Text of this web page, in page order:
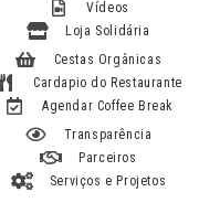
Vídeos
Loja Solidária
Cestas Orgânicas
Cardapio do Restaurante
Agendar Coffee Break
Transparência
Parceiros
Serviços e Projetos